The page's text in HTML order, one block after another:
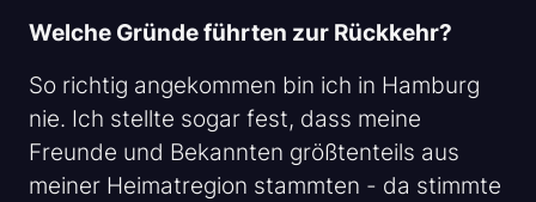
Welche Gründe führten zur Rückkehr?
So richtig angekommen bin ich in Hamburg
nie. Ich stellte sogar fest, dass meine
Freunde und Bekannten größtenteils aus
meiner Heimatregion stammten - da stimmte